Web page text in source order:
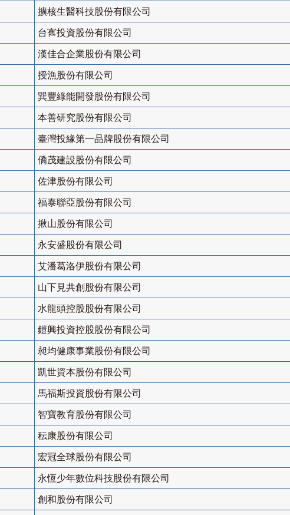
擴核生醫科技股份有限公司
台寯投資股份有限公司
漢佳合企業股份有限公司
授漁股份有限公司
巽豐綠能開發股份有限公司
本善研究股份有限公司
臺灣投緣第一品牌股份有限公司
僑茂建設股份有限公司
佐津股份有限公司
福泰聯亞股份有限公司
揪山股份有限公司
永安盛股份有限公司
艾潘葛洛伊股份有限公司
山下見共創股份有限公司
水龍頭控股股份有限公司
鎧興投資控股股份有限公司
昶均健康事業股份有限公司
凱世資本股份有限公司
馬福斯投資股份有限公司
智寶教育股份有限公司
秐康股份有限公司
宏冠全球股份有限公司
永恆少年數位科技股份有限公司
創和股份有限公司